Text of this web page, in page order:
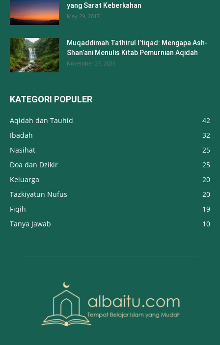
yang Sarat Keberkahan
May 29, 2017
Muqaddimah Tathirul I’tiqad: Mengapa Ash-
Shan’ani Menulis Kitab Pemurnian Aqidah
November 27, 2025
KATEGORI POPULER
Aqidah dan Tauhid
42
Ibadah
32
Nasihat
25
Doa dan Dzikir
25
Keluarga
20
Tazkiyatun Nufus
20
Fiqih
19
Tanya Jawab
10